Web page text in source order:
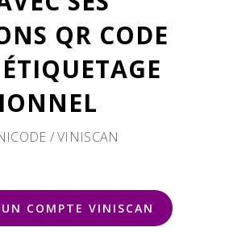
QR CODE
/ VINISCAN
COMPTE VINISCAN